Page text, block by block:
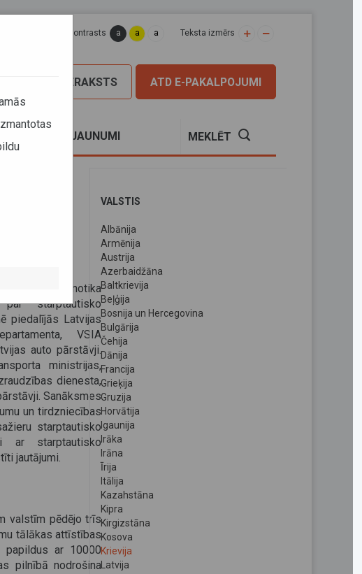
Lapas kontrasts a a a Teksta izmērs
ATD E-PAKALPOJUMI
PIERAKSTS
JAUNUMI MEKLĒT
Maskavā notika
starptautisko
piedalījās Latvijas
VSIA
auto pārstāvji.
ministrijas,
dienesta,
Sanāksmes
un tirdzniecības
starptautisko
ar starptautisko
jautājumi.
valstīm pēdējo trīs
tālākas attīstības
papildus ar 10000
pilnībā nodrošina
VALSTIS
Albānija
Armēnija
Austrija
Azerbaidžāna
Baltkrievija
Beļģija
Bosnija un Hercegovina
Bulgārija
Čehija
Dānija
Francija
Grieķija
Gruzija
Horvātija
Igaunija
Irāka
Irāna
Īrija
Itālija
Kazahstāna
Kipra
Kirgizstāna
Kosova
Krievija
Latvija